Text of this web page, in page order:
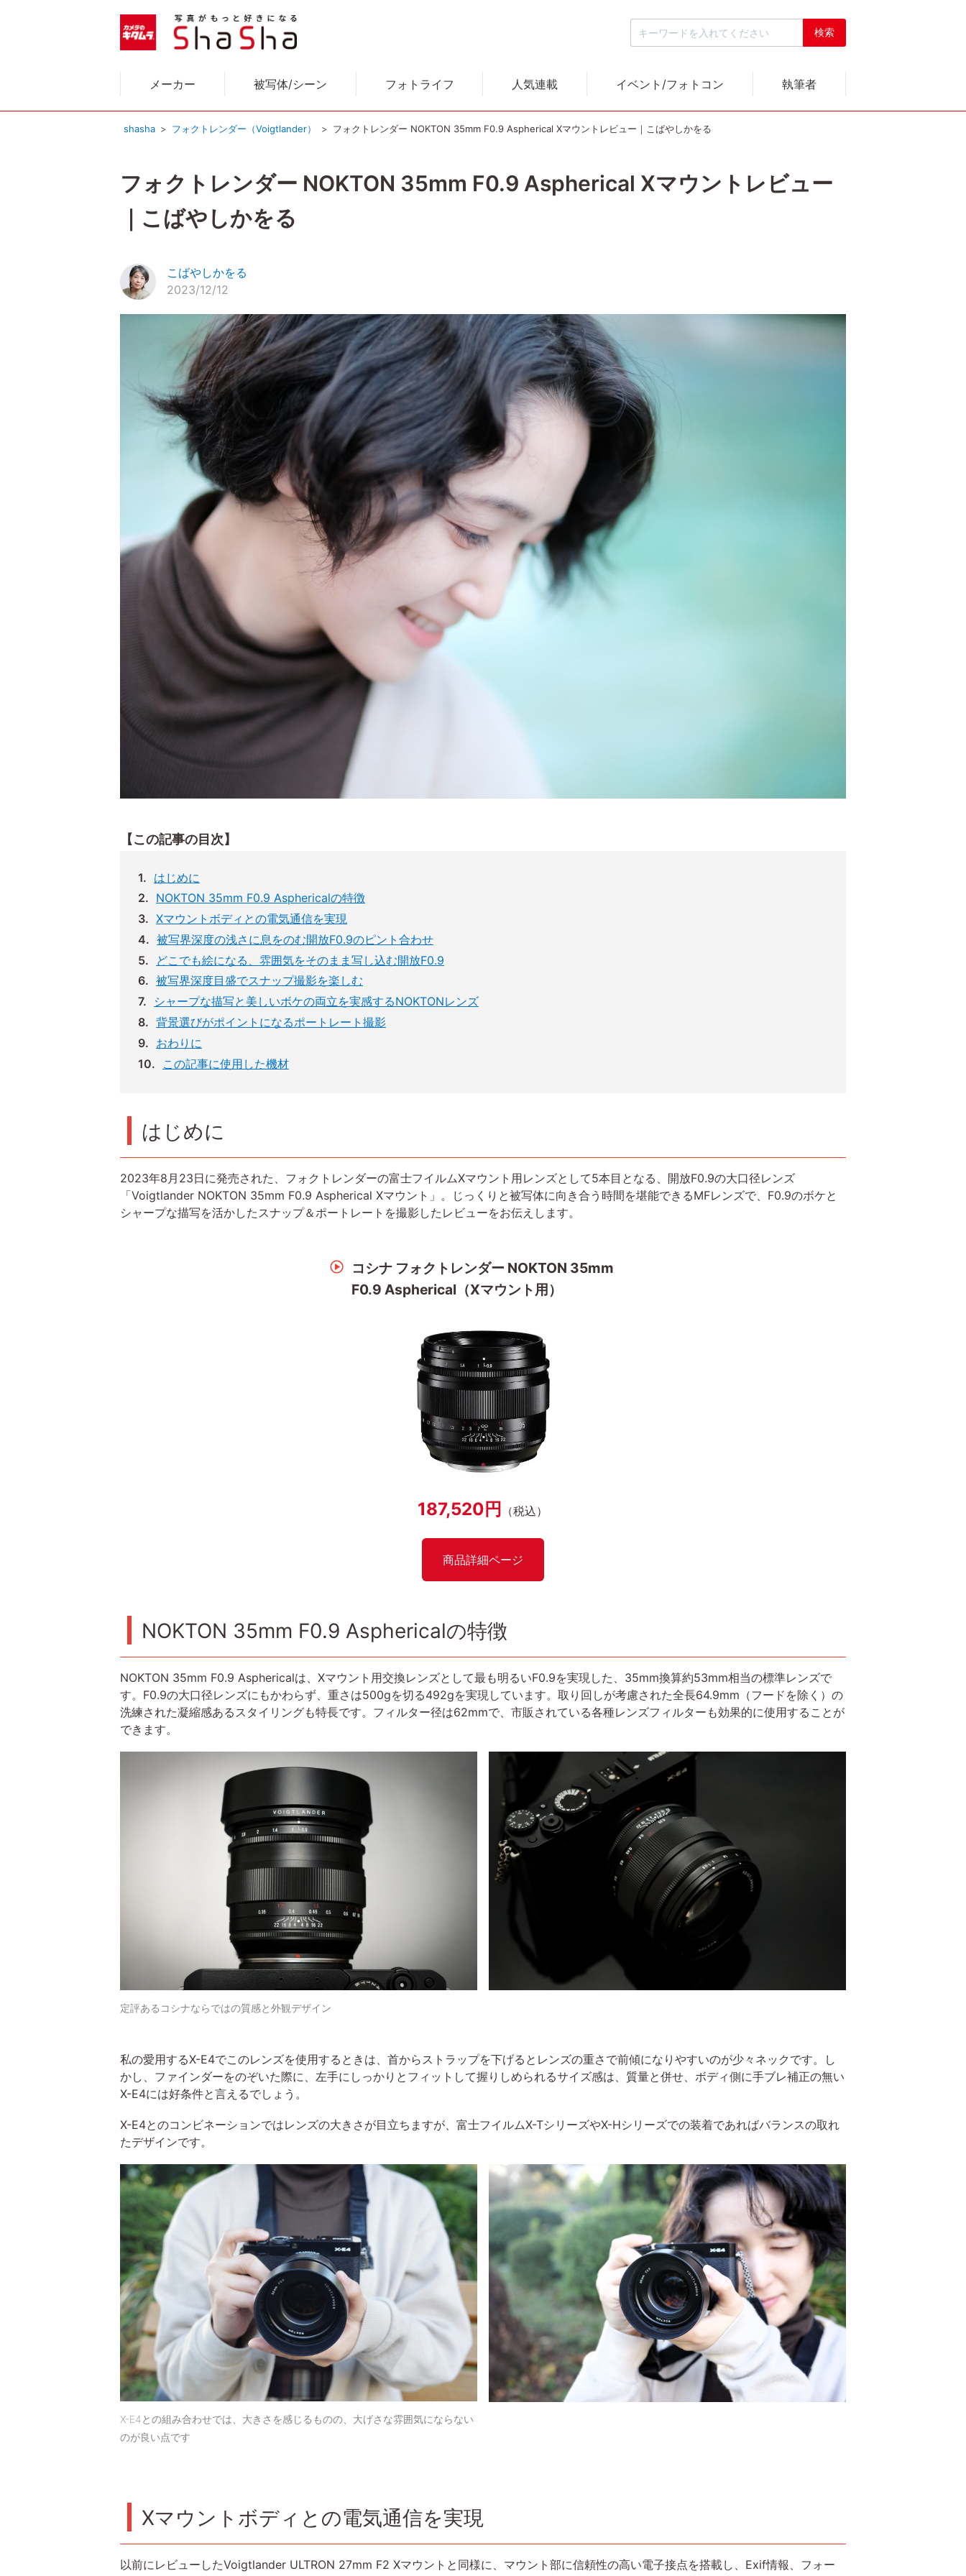
メーカー 被写体/シーン フォトライフ 人気連載 イベント/フォトコン 執筆者
shasha フォクトレンダー（Voigtlander） フォクトレンダー NOKTON 35mm F0.9 Aspherical Xマウントレビュー｜こばやしかをる
フォクトレンダー NOKTON 35mm F0.9 Aspherical Xマウントレビュー
｜こばやしかをる
こばやしかをる
2023/12/12
【この記事の目次】
はじめに
NOKTON 35mm F0.9 Asphericalの特徴
Xマウントボディとの電気通信を実現
被写界深度の浅さに息をのむ開放F0.9のピント合わせ
どこでも絵になる、雰囲気をそのまま写し込む開放F0.9
被写界深度目盛でスナップ撮影を楽しむ
シャープな描写と美しいボケの両立を実感するNOKTONレンズ
背景選びがポイントになるポートレート撮影
おわりに
この記事に使用した機材
はじめに
2023年8月23日に発売された、フォクトレンダーの富士フイルムXマウント用レンズとして5本目となる、開放F0.9の大口径レンズ
「Voigtlander NOKTON 35mm F0.9 Aspherical Xマウント」。じっくりと被写体に向き合う時間を堪能できるMFレンズで、F0.9のボケと
シャープな描写を活かしたスナップ＆ポートレートを撮影したレビューをお伝えします。
コシナ フォクトレンダー NOKTON 35mm
F0.9 Aspherical（Xマウント用）
187,520円 （税込）
商品詳細ページ
NOKTON 35mm F0.9 Asphericalの特徴
NOKTON 35mm F0.9 Asphericalは、Xマウント用交換レンズとして最も明るいF0.9を実現した、35mm換算約53mm相当の標準レンズで
す。F0.9の大口径レンズにもかわらず、重さは500gを切る492gを実現しています。取り回しが考慮された全長64.9mm（フードを除く）の
洗練された凝縮感あるスタイリングも特長です。フィルター径は62mmで、市販されている各種レンズフィルターも効果的に使用することが
できます。
定評あるコシナならではの質感と外観デザイン
私の愛用するX-E4でこのレンズを使用するときは、首からストラップを下げるとレンズの重さで前傾になりやすいのが少々ネックです。し
かし、ファインダーをのぞいた際に、左手にしっかりとフィットして握りしめられるサイズ感は、質量と併せ、ボディ側に手ブレ補正の無い
X-E4には好条件と言えるでしょう。
X-E4とのコンビネーションではレンズの大きさが目立ちますが、富士フイルムX-TシリーズやX-Hシリーズでの装着であればバランスの取れ
たデザインです。
X-E4との組み合わせでは、大きさを感じるものの、大げさな雰囲気にならない
のが良い点です
Xマウントボディとの電気通信を実現
以前にレビューしたVoigtlander ULTRON 27mm F2 Xマウントと同様に、マウント部に信頼性の高い電子接点を搭載し、Exif情報、フォー